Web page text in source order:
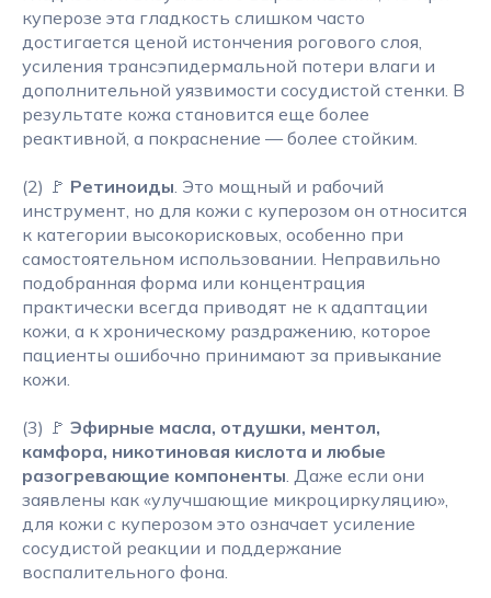
куперозе эта гладкость слишком часто
достигается ценой истончения рогового слоя,
усиления трансэпидермальной потери влаги и
дополнительной уязвимости сосудистой стенки. В
результате кожа становится еще более
реактивной, а покраснение — более стойким.
(2) 🚩 Ретиноиды. Это мощный и рабочий
инструмент, но для кожи с куперозом он относится
к категории высокорисковых, особенно при
самостоятельном использовании. Неправильно
подобранная форма или концентрация
практически всегда приводят не к адаптации
кожи, а к хроническому раздражению, которое
пациенты ошибочно принимают за привыкание
кожи.
(3) 🚩 Эфирные масла, отдушки, ментол,
камфора, никотиновая кислота и любые
разогревающие компоненты. Даже если они
заявлены как «улучшающие микроциркуляцию»,
для кожи с куперозом это означает усиление
сосудистой реакции и поддержание
воспалительного фона.